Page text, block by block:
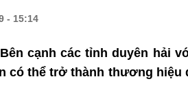
- 15:14
cạnh các tỉnh duyên hải
có thể trở thành thương hiệu